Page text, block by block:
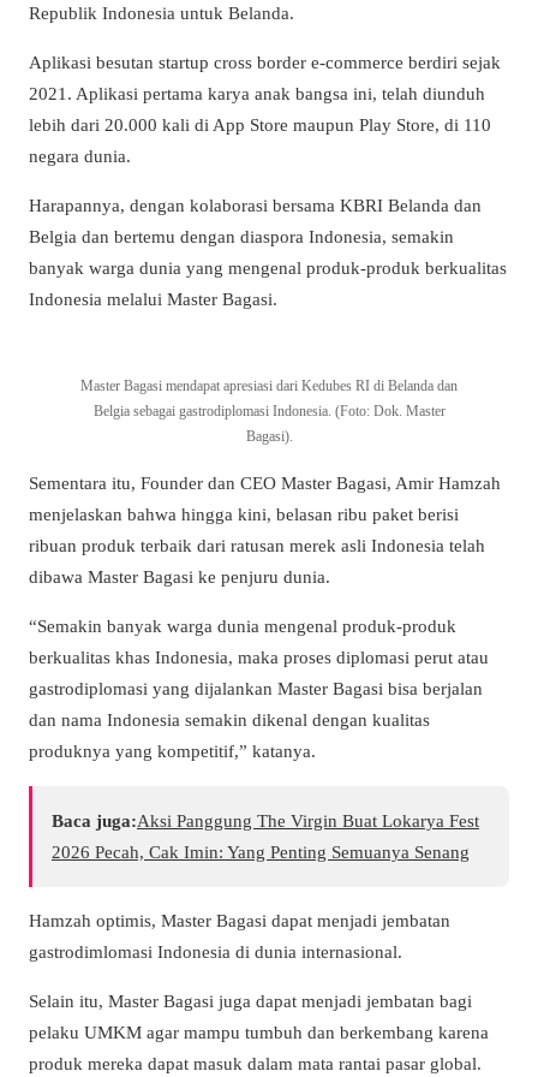
Republik Indonesia untuk Belanda.
Aplikasi besutan startup cross border e-commerce berdiri sejak
2021. Aplikasi pertama karya anak bangsa ini, telah diunduh
lebih dari 20.000 kali di App Store maupun Play Store, di 110
negara dunia.
Harapannya, dengan kolaborasi bersama KBRI Belanda dan
Belgia dan bertemu dengan diaspora Indonesia, semakin
banyak warga dunia yang mengenal produk-produk berkualitas
Indonesia melalui Master Bagasi.
Master Bagasi mendapat apresiasi dari Kedubes RI di Belanda dan
Belgia sebagai gastrodiplomasi Indonesia. (Foto: Dok. Master
Bagasi).
Sementara itu, Founder dan CEO Master Bagasi, Amir Hamzah
menjelaskan bahwa hingga kini, belasan ribu paket berisi
ribuan produk terbaik dari ratusan merek asli Indonesia telah
dibawa Master Bagasi ke penjuru dunia.
“Semakin banyak warga dunia mengenal produk-produk
berkualitas khas Indonesia, maka proses diplomasi perut atau
gastrodiplomasi yang dijalankan Master Bagasi bisa berjalan
dan nama Indonesia semakin dikenal dengan kualitas
produknya yang kompetitif,” katanya.
Baca juga:​Aksi Panggung The Virgin Buat Lokarya Fest
2026 Pecah, Cak Imin: Yang Penting Semuanya Senang
Hamzah optimis, Master Bagasi dapat menjadi jembatan
gastrodimlomasi Indonesia di dunia internasional.
Selain itu, Master Bagasi juga dapat menjadi jembatan bagi
pelaku UMKM agar mampu tumbuh dan berkembang karena
produk mereka dapat masuk dalam mata rantai pasar global.